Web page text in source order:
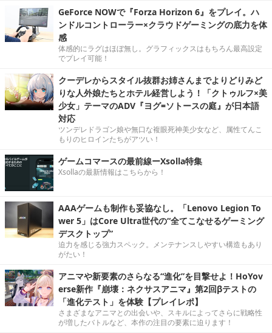
GeForce NOWで『Forza Horizon 6』をプレイ。ハ
ンドルコントローラー×クラウドゲーミングの底力を体
感
体感的にラグはほぼ無し。グラフィックスはもちろん最高設定
でプレイ可能！
クーデレからスタイル抜群お姉さんまでよりどりみど
りな人外娘たちとホテル経営しよう！「クトゥルフ×美
少女」テーマのADV『ヨグ=ソトースの庭』が日本語
対応
ツンデレドラゴン娘や無口な複眼死神美少女など、属性てんこ
もりのヒロインたちがアツい！
ゲームコマースの最前線ーXsolla特集
Xsollaの最新情報はこちらから！
AAAゲームも制作も妥協なし。「Lenovo Legion To
wer 5」はCore Ultra世代の“全てこなせるゲーミング
デスクトップ”
迫力を感じる強力スペック。メンテナンスしやすい構造もあり
がたい！
アニマや新要素のさらなる“進化”を目撃せよ！HoYov
erse新作『崩壊：ネクサスアニマ』第2回βテストの
「進化テスト」を体験【プレイレポ】
さまざまなアニマとの出会いや、スキルによってさらに戦略性
が増したバトルなど、本作の注目の要素に迫ります！